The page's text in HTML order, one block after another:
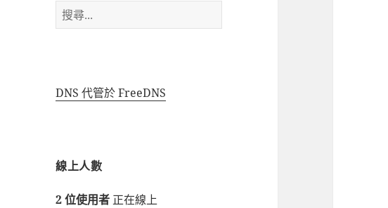
搜
尋
DNS 代管於 FreeDNS
線上人數
2 位使用者 正在線上